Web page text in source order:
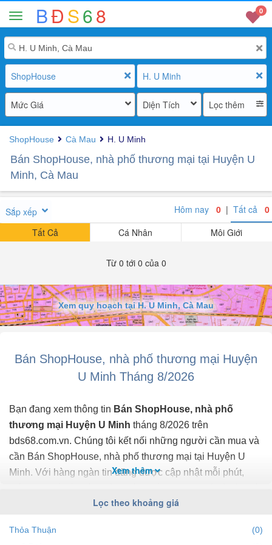
BĐS68 0
ShopHouse H. U Minh
Mức Giá Diện Tích Lọc thêm
ShopHouse Cà Mau H. U Minh
Bán ShopHouse, nhà phố thương mại tại Huyện U
Minh, Cà Mau
Sắp xếp Hôm nay 0 | Tất cả 0
Tất Cả
Cá Nhân Môi Giới
Từ 0 tới 0 của 0
Xem quy hoạch tại H. U Minh, Cà Mau
Bán ShopHouse, nhà phố thương mại Huyện
U Minh Tháng 8/2026
Bạn đang xem thông tin Bán ShopHouse, nhà phố
thương mại Huyện U Minh tháng 8/2026 trên
bds68.com.vn. Chúng tôi kết nối những người cần mua và
cần Bán ShopHouse, nhà phố thương mại tại Huyện U
Minh. Với hàng ngàn tin đăng được cập nhật mỗi phút,
Bạn dễ dành lọc tin đăng Bán ShopHouse, nhà phố
Xem thêm
Lọc theo khoảng giá
Thỏa Thuận
(0)